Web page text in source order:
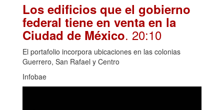
Los edificios que el gobierno
federal tiene en venta en la
Ciudad de México. 20:10
El portafolio incorpora ubicaciones en las colonias
Guerrero, San Rafael y Centro
Infobae